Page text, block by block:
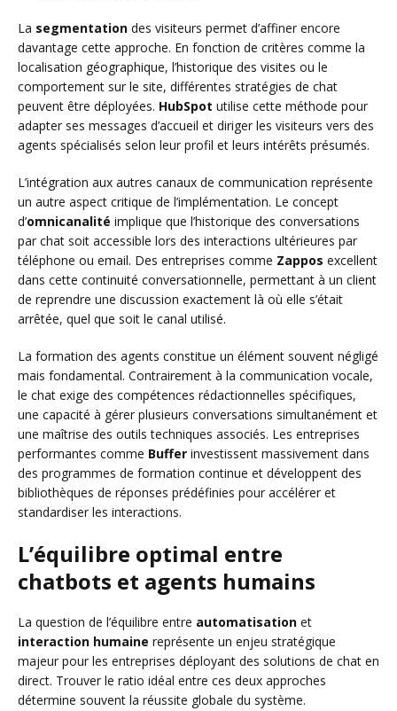
La segmentation des visiteurs permet d’affiner encore
davantage cette approche. En fonction de critères comme la
localisation géographique, l’historique des visites ou le
comportement sur le site, différentes stratégies de chat
peuvent être déployées. HubSpot utilise cette méthode pour
adapter ses messages d’accueil et diriger les visiteurs vers des
agents spécialisés selon leur profil et leurs intérêts présumés.
L’intégration aux autres canaux de communication représente
un autre aspect critique de l’implémentation. Le concept
d’omnicanalité implique que l’historique des conversations
par chat soit accessible lors des interactions ultérieures par
téléphone ou email. Des entreprises comme Zappos excellent
dans cette continuité conversationnelle, permettant à un client
de reprendre une discussion exactement là où elle s’était
arrêtée, quel que soit le canal utilisé.
La formation des agents constitue un élément souvent négligé
mais fondamental. Contrairement à la communication vocale,
le chat exige des compétences rédactionnelles spécifiques,
une capacité à gérer plusieurs conversations simultanément et
une maîtrise des outils techniques associés. Les entreprises
performantes comme Buffer investissent massivement dans
des programmes de formation continue et développent des
bibliothèques de réponses prédéfinies pour accélérer et
standardiser les interactions.
L’équilibre optimal entre
chatbots et agents humains
La question de l’équilibre entre automatisation et
interaction humaine représente un enjeu stratégique
majeur pour les entreprises déployant des solutions de chat en
direct. Trouver le ratio idéal entre ces deux approches
détermine souvent la réussite globale du système.